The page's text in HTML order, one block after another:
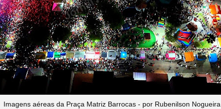
Imagens aéreas da Praça Matriz Barrocas - por Rubenilson Nogueira